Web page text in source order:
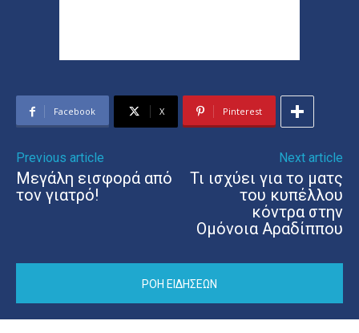
Facebook X Pinterest
Previous article
Μεγάλη εισφορά από
τον γιατρό!
Next article
Τι ισχύει για το ματς
του κυπέλλου
κόντρα στην
Ομόνοια Αραδίππου
ΡΟΗ ΕΙΔΗΣΕΩΝ